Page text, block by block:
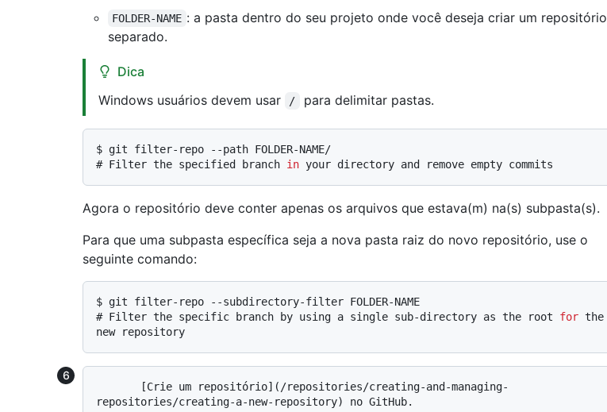
FOLDER-NAME : a pasta dentro do seu projeto onde você deseja criar um repositório
separado.
Dica
Windows usuários devem usar
/ para delimitar pastas.
$ git filter-repo --path FOLDER-NAME/
# Filter the specified branch in your directory and remove empty commits
Agora o repositório deve conter apenas os arquivos que estava(m) na(s) subpasta(s).
Para que uma subpasta específica seja a nova pasta raiz do novo repositório, use o
seguinte comando:
$ git filter-repo --subdirectory-filter FOLDER-NAME
# Filter the specific branch by using a single sub-directory as the root for the
new repository